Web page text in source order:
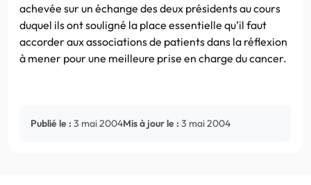
achevée sur un échange des deux présidents au cours
duquel ils ont souligné la place essentielle qu’il faut
accorder aux associations de patients dans la réflexion
à mener pour une meilleure prise en charge du cancer.
Publié le : 3 mai 2004Mis à jour le : 3 mai 2004